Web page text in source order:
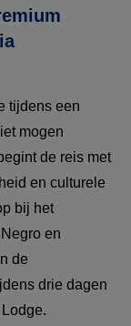
tijdens een
mogen
de reis met
en culturele
bij het
en
de
drie dagen